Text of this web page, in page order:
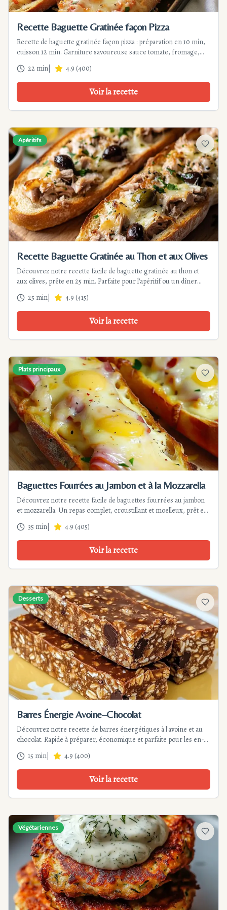
Recette Baguette Gratinée façon Pizza
Recette de baguette gratinée façon pizza : préparation en 10 min,
cuisson 12 min. Garniture savoureuse sauce tomate, fromage,
pepperoni, poivrons. Parfait apéritif ou plat rapide. Astuces et
variantes incluses.
22 min 4.9 (400)
Voir la recette
Apéritifs
Recette Baguette Gratinée au Thon et aux Olives
Découvrez notre recette facile de baguette gratinée au thon et
aux olives, prête en 25 min. Parfaite pour l'apéritif ou un dîner
léger, cette recette méditerranéenne plaira à toute la famille.
25 min 4.9 (415)
Voir la recette
Plats principaux
Baguettes Fourrées au Jambon et à la Mozzarella
Découvrez notre recette facile de baguettes fourrées au jambon
et mozzarella. Un repas complet, croustillant et moelleux, prêt en
35 minutes. Parfait pour un dîner rapide ou un brunch.
35 min 4.9 (405)
Voir la recette
Desserts
Barres Énergie Avoine–Chocolat
Découvrez notre recette de barres énergétiques à l'avoine et au
chocolat. Rapide à préparer, économique et parfaite pour les en-
cas sains. Conservation longue et variantes gourmandes incluses.
15 min 4.9 (400)
Voir la recette
Végétariennes